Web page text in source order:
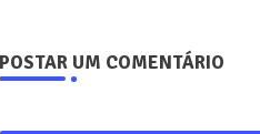
POSTAR UM COMENTÁRIO